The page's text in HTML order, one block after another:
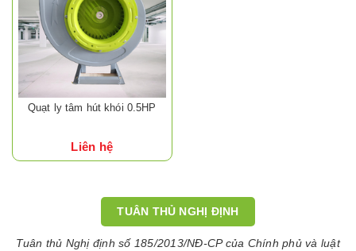
Quạt ly tâm hút khói 0.5HP
Liên hệ
TUÂN THỦ NGHỊ ĐỊNH
Tuân thủ Nghị định số 185/2013/NĐ-CP của Chính phủ và luật